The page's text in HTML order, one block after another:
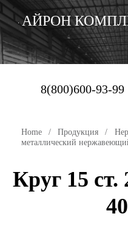
АЙРОН
8(800)600-93-99
Home /Продукция /
металлический
Круг 15